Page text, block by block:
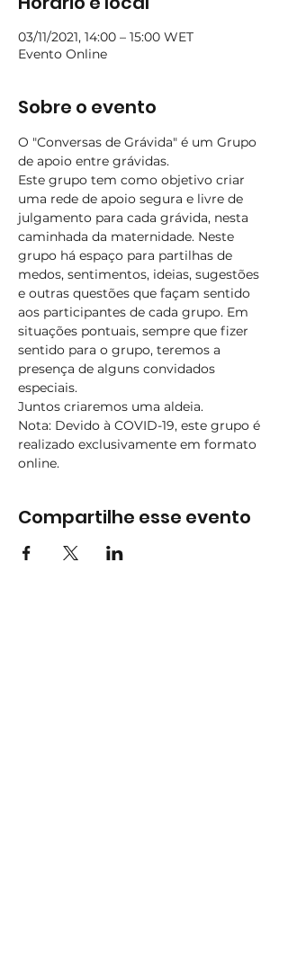
03/11/2021, 14:00 – 15:00 WET
Evento Online
Sobre o evento
O "Conversas de Grávida" é um Grupo
de apoio entre grávidas.
Este grupo tem como objetivo criar
uma rede de apoio segura e livre de
julgamento para cada grávida, nesta
caminhada da maternidade. Neste
grupo há espaço para partilhas de
medos, sentimentos, ideias, sugestões
e outras questões que façam sentido
aos participantes de cada grupo. Em
situações pontuais, sempre que fizer
sentido para o grupo, teremos a
presença de alguns convidados
especiais. ​
Juntos criaremos uma aldeia.
Nota: Devido à COVID-19, este grupo é
realizado exclusivamente em formato
online.
Compartilhe esse evento